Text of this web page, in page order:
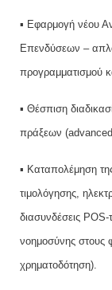
▪ Εφαρμογή νέου
Επενδύσεων –
προγραμματισμού
▪ Θέσπιση
πράξεων
▪ Καταπολέμηση
τιμολόγησης,
διασυνδέσεις
νοημοσύνης στους
χρηματοδότηση).